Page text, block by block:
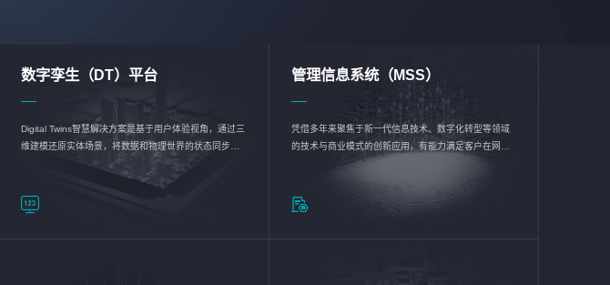
数字孪生（DT）平台
Digital Twins智慧解决方案是基于用户体验视角，通过三
维建模还原实体场景，将数据和物理世界的状态同步呈
现，使用户对关键数据有更直观的感受，推动各行业完
成智能化转型，实现新旧动能的转换
管理信息系统（MSS）
凭借多年来聚焦于新一代信息技术、数字化转型等领域
的技术与商业模式的创新应用，有能力满足客户在网络
优化、运营维护和信息安全防护等方面的需求，为客户